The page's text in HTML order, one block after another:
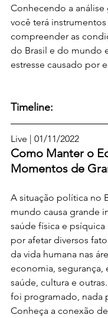
Conhecendo a
você terá instrumentos
compreender as
do Brasil e do mundo
estresse causado por
Timeline:
Live | 01/11/2022
Como Manter o
Momentos de
A situação política no
mundo causa grande
saúde física e
por afetar diversos
da vida humana nas
economia, segurança,
saúde, cultura e
foi programado, nada
Conheça a conexão